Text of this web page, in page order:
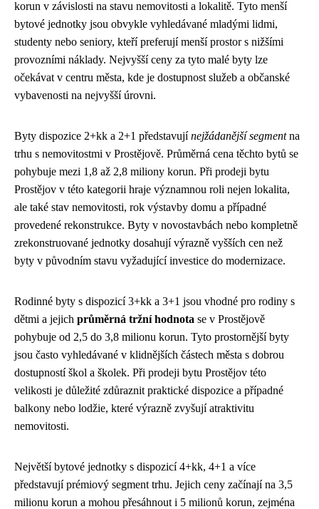
korun v závislosti na stavu nemovitosti a lokalitě. Tyto menší
bytové jednotky jsou obvykle vyhledávané mladými lidmi,
studenty nebo seniory, kteří preferují menší prostor s nižšími
provozními náklady. Nejvyšší ceny za tyto malé byty lze
očekávat v centru města, kde je dostupnost služeb a občanské
vybavenosti na nejvyšší úrovni.
Byty dispozice 2+kk a 2+1 představujínejžádanější segmentna
trhu s nemovitostmi v Prostějově. Průměrná cena těchto bytů se
pohybuje mezi 1,8 až 2,8 miliony korun. Při prodeji bytu
Prostějov v této kategorii hraje významnou roli nejen lokalita,
ale také stav nemovitosti, rok výstavby domu a případné
provedené rekonstrukce. Byty v novostavbách nebo kompletně
zrekonstruované jednotky dosahují výrazně vyšších cen než
byty v původním stavu vyžadující investice do modernizace.
Rodinné byty s dispozicí 3+kk a 3+1 jsou vhodné pro rodiny s
dětmi a jejich průměrná tržní hodnota se v Prostějově
pohybuje od 2,5 do 3,8 milionu korun. Tyto prostornější byty
jsou často vyhledávané v klidnějších částech města s dobrou
dostupností škol a školek. Při prodeji bytu Prostějov této
velikosti je důležité zdůraznit praktické dispozice a případné
balkony nebo lodžie, které výrazně zvyšují atraktivitu
nemovitosti.
Největší bytové jednotky s dispozicí 4+kk, 4+1 a více
představují prémiový segment trhu. Jejich ceny začínají na 3,5
milionu korun a mohou přesáhnout i 5 milionů korun, zejména